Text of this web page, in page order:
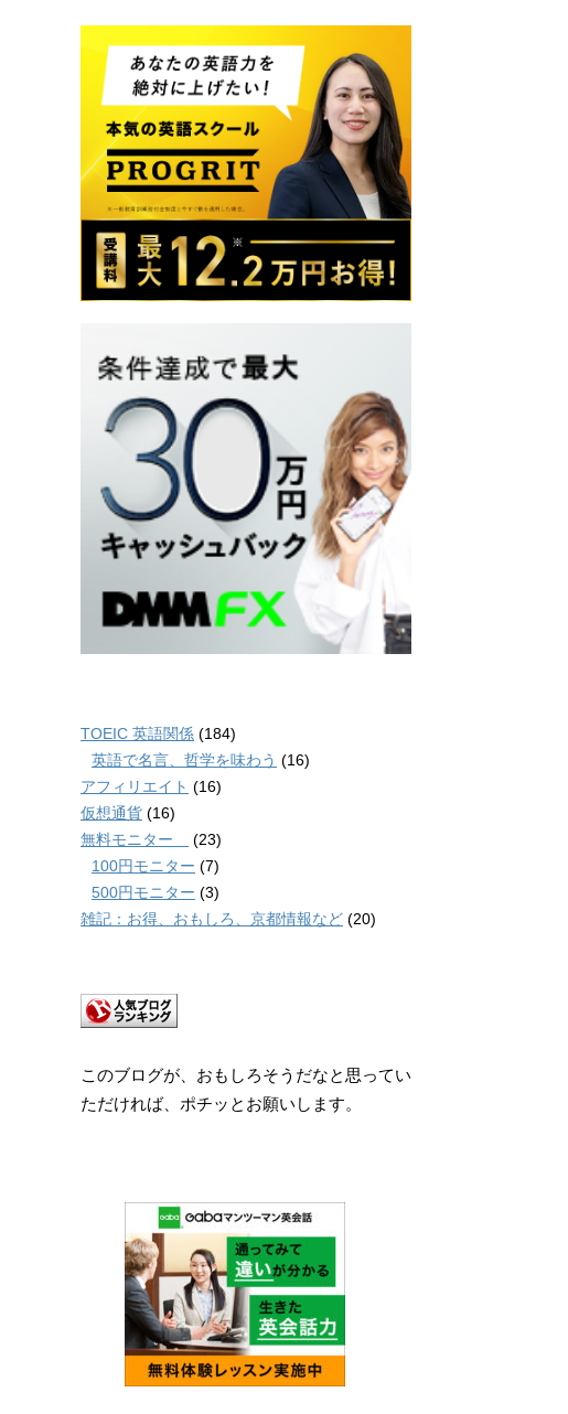
TOEIC 英語関係 (184)
英語で名言、哲学を味わう (16)
アフィリエイト (16)
仮想通貨 (16)
無料モニター
(23)
100円モニター (7)
500円モニター (3)
雑記：お得、おもしろ、京都情報など (20)
このブログが、おもしろそうだなと思ってい
ただければ、ポチッとお願いします。